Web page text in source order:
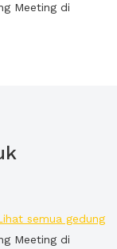
Meeting di
semua gedung
Meeting di